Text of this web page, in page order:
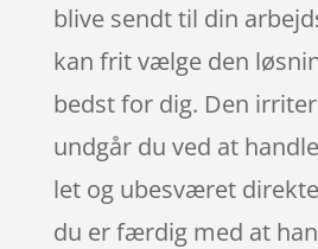
blive sendt til din
kan frit vælge den
bedst for dig. Den
undgår du ved at
let og ubesværet
du er færdig med at